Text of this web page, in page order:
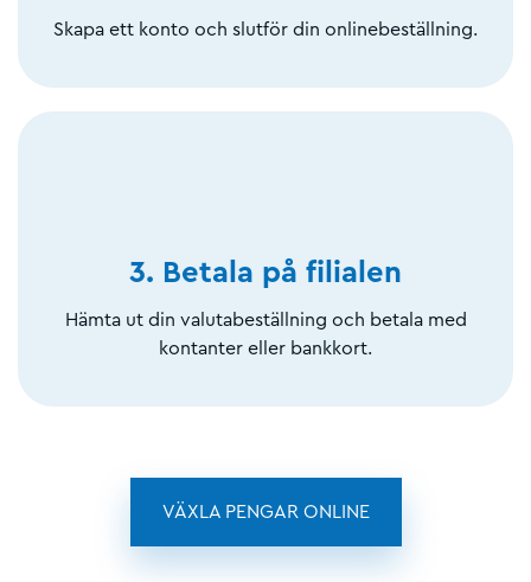
Skapa ett konto och slutför din onlinebeställning.
3. Betala på filialen
Hämta ut din valutabeställning och betala med
kontanter eller bankkort.
VÄXLA PENGAR ONLINE